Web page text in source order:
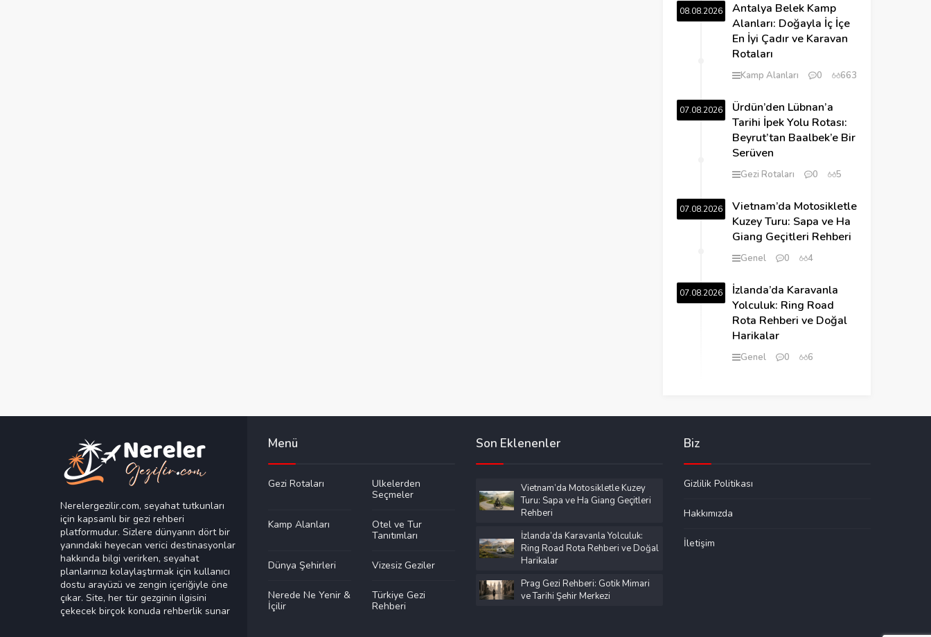
08.08.2026
Antalya Belek Kamp
Alanları: Doğayla İç İçe
En İyi Çadır ve Karavan
Rotaları
Kamp Alanları 0 663
07.08.2026
Ürdün’den Lübnan’a
Tarihi İpek Yolu Rotası:
Beyrut’tan Baalbek’e Bir
Serüven
Gezi Rotaları 0 5
07.08.2026
Vietnam’da Motosikletle
Kuzey Turu: Sapa ve Ha
Giang Geçitleri Rehberi
Genel 0 4
07.08.2026
İzlanda’da Karavanla
Yolculuk: Ring Road
Rota Rehberi ve Doğal
Harikalar
Genel 0 6
Nerelergezilir.com, seyahat tutkunları
için kapsamlı bir gezi rehberi
platformudur. Sizlere dünyanın dört bir
yanındaki heyecan verici destinasyonlar
hakkında bilgi verirken, seyahat
planlarınızı kolaylaştırmak için kullanıcı
dostu arayüzü ve zengin içeriğiyle öne
çıkar. Site, her tür gezginin ilgisini
çekecek birçok konuda rehberlik sunar
Menü
Gezi Rotaları
Ülkelerden
Seçmeler
Kamp Alanları
Otel ve Tur
Tanıtımları
Dünya Şehirleri Vizesiz Geziler
Nerede Ne Yenir &
İçilir
Türkiye Gezi
Rehberi
Son Eklenenler
Vietnam’da Motosikletle Kuzey
Turu: Sapa ve Ha Giang Geçitleri
Rehberi
İzlanda’da Karavanla Yolculuk:
Ring Road Rota Rehberi ve Doğal
Harikalar
Prag Gezi Rehberi: Gotik Mimari
ve Tarihi Şehir Merkezi
Biz
Gizlilik Politikası
Hakkımızda
İletişim